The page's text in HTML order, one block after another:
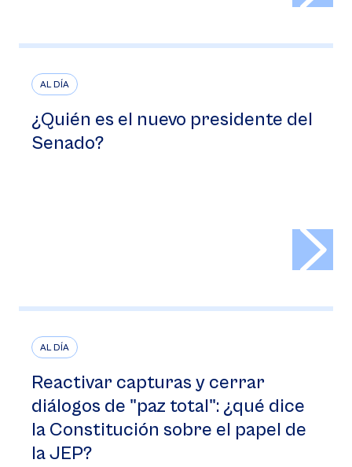
AL DÍA
¿Quién es el nuevo presidente del
Senado?
AL DÍA
Reactivar capturas y cerrar
diálogos de "paz total": ¿qué dice
la Constitución sobre el papel de
la JEP?